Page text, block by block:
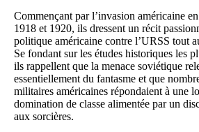
Commençant par l’invasion américaine
1918 et 1920, ils dressent un récit
politique américaine contre l’URSS tout
Se fondant sur les études historiques les
ils rappellent que la menace soviétique
essentiellement du fantasme et que
militaires américaines répondaient à une
domination de classe alimentée par un
aux sorcières.